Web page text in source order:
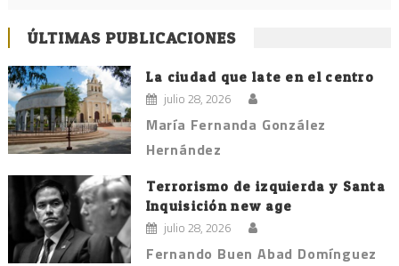
ÚLTIMAS PUBLICACIONES
La ciudad que late en el centro
julio 28, 2026
María Fernanda González
Hernández
Terrorismo de izquierda y Santa
Inquisición new age
julio 28, 2026
Fernando Buen Abad Domínguez